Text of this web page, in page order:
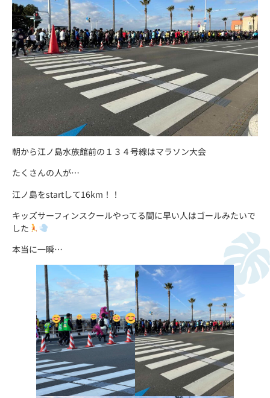
朝から江ノ島水族館前の１３４号線はマラソン大会
たくさんの人が…
江ノ島をstartして16km！！
キッズサーフィンスクールやってる間に早い人はゴールみたいで
した
本当に一瞬…